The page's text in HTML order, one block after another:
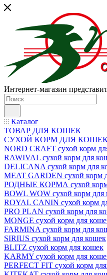
Интернет-магазин
Каталог
ТОВАР ДЛЯ КОШЕК
СУХОЙ КОРМ ДЛЯ
NORD CRAFT сухой корм
RAWIVAL сухой корм для
DELICANA сухой корм для
MEAT GARDEN сухой корм
РОДНЫЕ КОРМА сухой корм
BOWL WOW сухой корм для
ROYAL CANIN сухой корм
PRO PLAN сухой корм для
MONGE сухой корм для
FARMINA сухой корм для
SIRIUS сухой корм для кошек
BLITZ сухой корм для кошек
KARMY сухой корм для
PERFECT FIT сухой корм